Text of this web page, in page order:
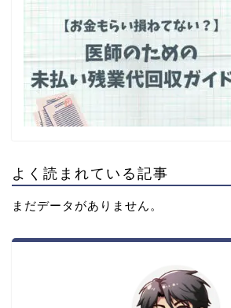
よく読まれている記事
まだデータがありません。